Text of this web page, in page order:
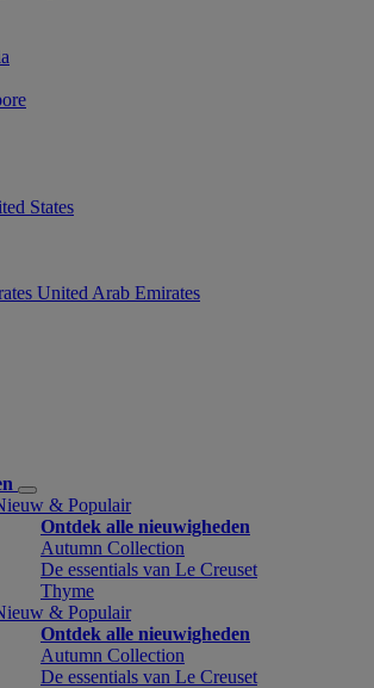
States
United Arab Emirates
& Populair
Ontdek alle nieuwigheden
Autumn Collection
De essentials van Le Creuset
Thyme
& Populair
Ontdek alle nieuwigheden
Autumn Collection
De essentials van Le Creuset